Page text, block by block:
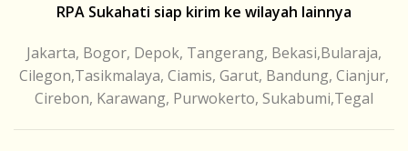
RPA Sukahati siap kirim ke wilayah lainnya
Jakarta, Bogor, Depok, Tangerang, Bekasi,Bularaja,
Cilegon,Tasikmalaya, Ciamis, Garut, Bandung, Cianjur,
Cirebon, Karawang, Purwokerto, Sukabumi,Tegal